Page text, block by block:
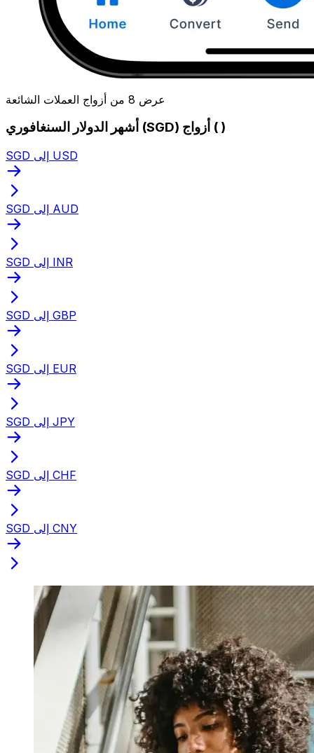
عرض 8 من أزواج العملات الشائعة
أشهر الدولار السنغافوري (SGD) أزواج ( )
SGD إلى USD
SGD إلى AUD
SGD إلى INR
SGD إلى GBP
SGD إلى EUR
SGD إلى JPY
SGD إلى CHF
SGD إلى CNY